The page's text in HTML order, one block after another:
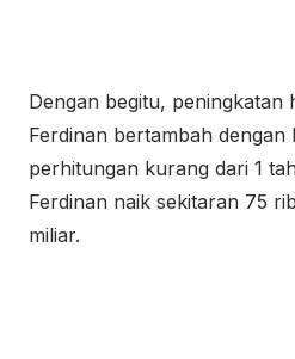
Dengan begitu, peningkatan
Ferdinan bertambah
perhitungan kurang dari 1
Ferdinan naik sekitaran 75
miliar.